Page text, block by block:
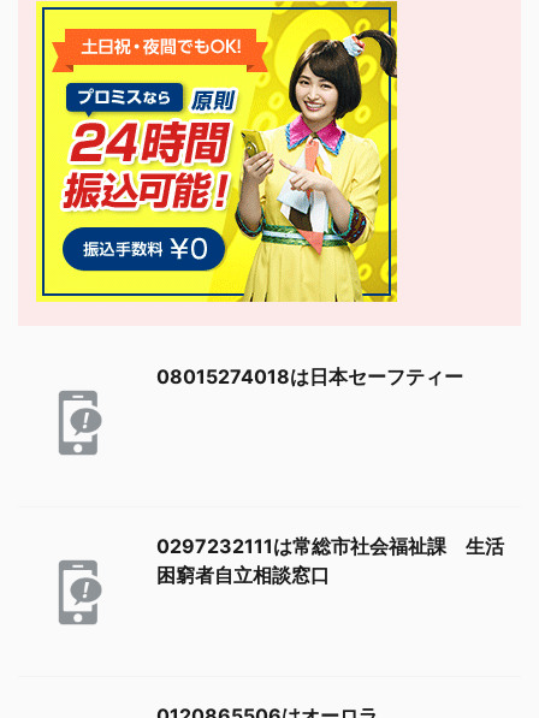
08015274018は日本セーフティー
0297232111は常総市社会福祉課 生活
困窮者自立相談窓口